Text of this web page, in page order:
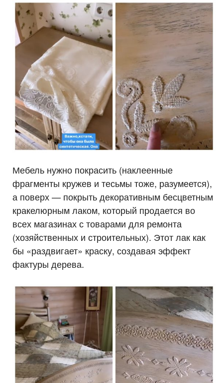
Мебель нужно покрасить (наклеенные
фрагменты кружев и тесьмы тоже, разумеется),
а поверх — покрыть декоративным бесцветным
кракелюрным лаком, который продается во
всех магазинах с товарами для ремонта
(хозяйственных и строительных). Этот лак как
бы «раздвигает» краску, создавая эффект
фактуры дерева.